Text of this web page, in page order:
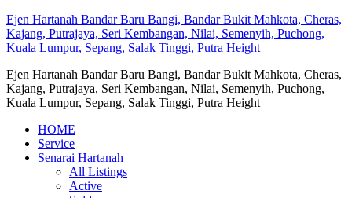
Ejen Hartanah Bandar Baru Bangi, Bandar Bukit Mahkota, Cheras,
Kajang, Putrajaya, Seri Kembangan, Nilai, Semenyih, Puchong,
Kuala Lumpur, Sepang, Salak Tinggi, Putra Height
Ejen Hartanah Bandar Baru Bangi, Bandar Bukit Mahkota, Cheras,
Kajang, Putrajaya, Seri Kembangan, Nilai, Semenyih, Puchong,
Kuala Lumpur, Sepang, Salak Tinggi, Putra Height
HOME
Service
Senarai Hartanah
All Listings
Active